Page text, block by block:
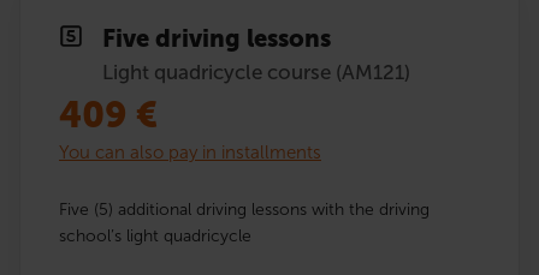
Five driving lessons
Light quadricycle course (AM121)
409 €
You can also pay in installments
Five (5) additional driving lessons with the driving
school’s light quadricycle